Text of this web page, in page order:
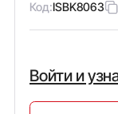
Код:ISBK8063
Войти и